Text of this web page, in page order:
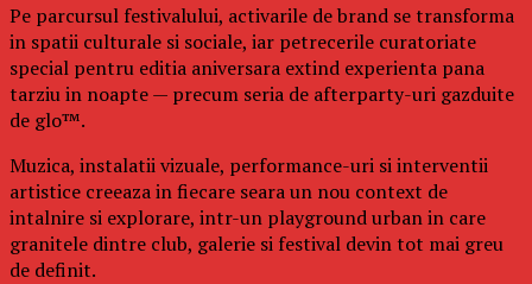
Pe parcursul festivalului, activarile de brand se transforma
in spatii culturale si sociale, iar petrecerile curatoriate
special pentru editia aniversara extind experienta pana
tarziu in noapte — precum seria de afterparty-uri gazduite
de glo™.
Muzica, instalatii vizuale, performance-uri si interventii
artistice creeaza in fiecare seara un nou context de
intalnire si explorare, intr-un playground urban in care
granitele dintre club, galerie si festival devin tot mai greu
de definit.